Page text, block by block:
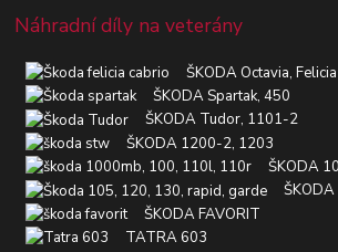
Náhradní díly na veterány
ŠKODA Octavia, Felicia
ŠKODA Spartak, 450
ŠKODA Tudor, 1101-2
ŠKODA 1200-2, 1203
ŠKODA
ŠKODA
ŠKODA FAVORIT
TATRA 603